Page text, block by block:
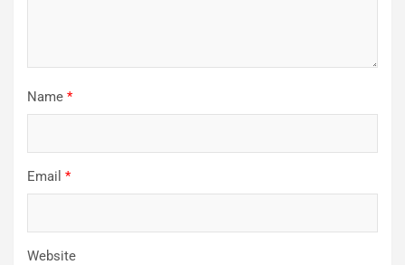
Name *
Email *
Website